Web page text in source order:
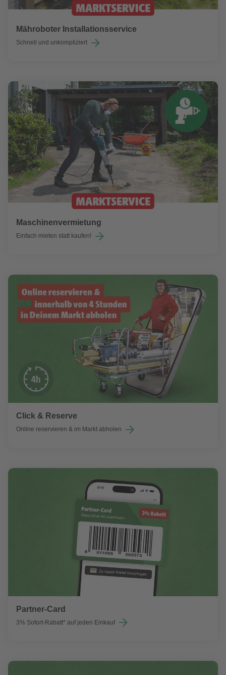
Mähroboter Installationsservice
Schnell und unkompliziert
Maschinenvermietung
Einfach mieten statt kaufen!
Click & Reserve
Online reservieren & im Markt abholen
Partner-Card
3% Sofort-Rabatt* auf jeden Einkauf